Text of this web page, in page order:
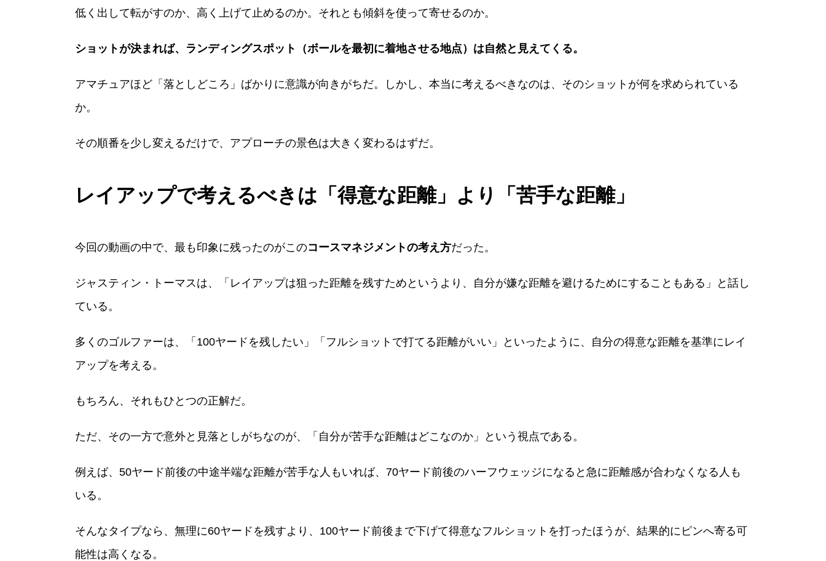
低く出して転がすのか、高く上げて止めるのか。それとも傾斜を使って寄せるのか。
ショットが決まれば、ランディングスポット（ボールを最初に着地させる地点）は自然と見えてくる。
アマチュアほど「落としどころ」ばかりに意識が向きがちだ。しかし、本当に考えるべきなのは、そのショットが何を求められている
か。
その順番を少し変えるだけで、アプローチの景色は大きく変わるはずだ。
レイアップで考えるべきは「得意な距離」より「苦手な距離」
今回の動画の中で、最も印象に残ったのがこのコースマネジメントの考え方だった。
ジャスティン・トーマスは、「レイアップは狙った距離を残すためというより、自分が嫌な距離を避けるためにすることもある」と話し
ている。
多くのゴルファーは、「100ヤードを残したい」「フルショットで打てる距離がいい」といったように、自分の得意な距離を基準にレイ
アップを考える。
もちろん、それもひとつの正解だ。
ただ、その一方で意外と見落としがちなのが、「自分が苦手な距離はどこなのか」という視点である。
例えば、50ヤード前後の中途半端な距離が苦手な人もいれば、70ヤード前後のハーフウェッジになると急に距離感が合わなくなる人も
いる。
そんなタイプなら、無理に60ヤードを残すより、100ヤード前後まで下げて得意なフルショットを打ったほうが、結果的にピンへ寄る可
能性は高くなる。